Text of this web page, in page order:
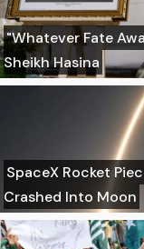
"Whatever Fate
Sheikh Hasina
SpaceX Rocket
Crashed Into Moon